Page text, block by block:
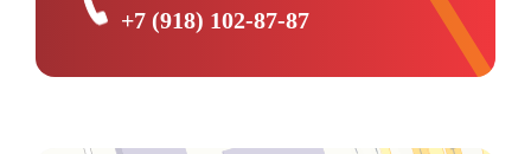
+7 (918) 102-87-87